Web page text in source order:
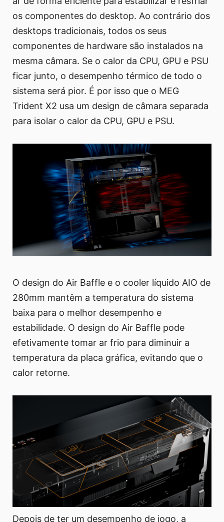
os componentes do desktop. Ao contrário dos
desktops tradicionais, todos os seus
componentes de hardware são instalados na
mesma câmara. Se o calor da CPU, GPU e PSU
ficar junto, o desempenho térmico de todo o
sistema será pior. É por isso que o MEG
Trident X2 usa um design de câmara separada
para isolar o calor da CPU, GPU e PSU.
O design do Air Baffle e o cooler líquido AIO de
280mm mantêm a temperatura do sistema
baixa para o melhor desempenho e
estabilidade. O design do Air Baffle pode
efetivamente tomar ar frio para diminuir a
temperatura da placa gráfica, evitando que o
calor retorne.
Depois de ter um desempenho de jogo, a